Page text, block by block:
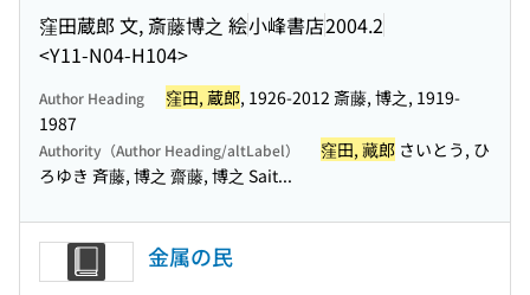
窪田蔵郎 文, 斎藤博之 絵小峰書店2004.2
<Y11-N04-H104>
Author Heading 窪田, 蔵郎, 1926-2012 斎藤, 博之, 1919-
1987
Authority（Author Heading/altLabel） 窪田, 藏郎 さいとう, ひ
ろゆき 斉藤, 博之 齋藤, 博之 Sait...
金属の民